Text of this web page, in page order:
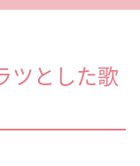
ツとした歌